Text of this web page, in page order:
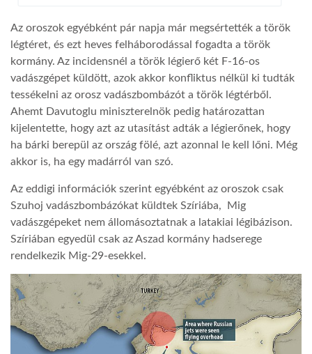
Az oroszok egyébként pár napja már megsértették a török
légtéret, és ezt heves felháborodással fogadta a török
kormány. Az incidensnél a török légierő két F-16-os
vadászgépet küldött, azok akkor konfliktus nélkül ki tudták
tessékelni az orosz vadászbombázót a török légtérből.
Ahemt Davutoglu miniszterelnök pedig határozattan
kijelentette, hogy azt az utasítást adták a légierőnek, hogy
ha bárki berepül az ország fölé, azt azonnal le kell lőni. Még
akkor is, ha egy madárról van szó.
Az eddigi információk szerint egyébként az oroszok csak
Szuhoj vadászbombázókat küldtek Szíriába, Mig
vadászgépeket nem állomásoztatnak a latakiai légibázison.
Szíriában egyedül csak az Aszad kormány hadserege
rendelkezik Mig-29-esekkel.